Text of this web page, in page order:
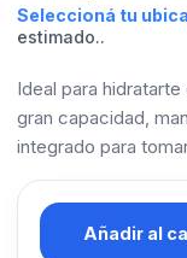
Seleccioná tu
estimado..
Ideal para
gran capacidad,
integrado para
Añadir al